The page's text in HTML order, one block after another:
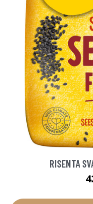
RISENTA